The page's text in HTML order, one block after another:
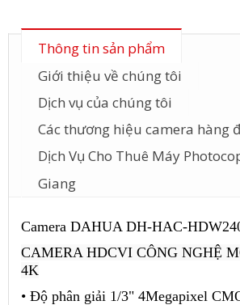
Thông tin sản phẩm
Giới thiệu về chúng tôi
Dịch vụ của chúng tôi
Các thương hiệu camera hàng
Dịch Vụ Cho Thuê Máy
Giang
Camera DAHUA DH-HAC-
CAMERA HDCVI CÔNG NGHỆ
4K
• Độ phân giải 1/3" 4Megapixel